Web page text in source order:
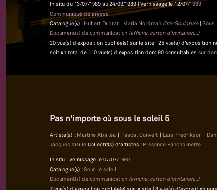
In situ du 13/07/1989 au 24/09/1989 | Vernissage le 12/07/1989
Communiqué de presse
Catalogue(s) : Hubert Duprat | Maria Nordman Cité/Sculpture| Sous
Document(s) de communication (affiche, carton d'invitation...)
20 vue(s) d'exposition publiée(s) sur le site | 25 vue(s) d'exposition
soit un total de 110 vue(s) d'exposition dont 90 consultables sur
Pas n'importe où sous le soleil 5
Artiste(s) : Martine Aballéa | Pascal Convert | Lars Fredrikson |
Jacques Vieille Collectif(s) d'artistes : Présence Panchounette
In situ | Vernissage le 07/07/1990
Catalogue(s) :Sous le soleil
Document(s) de communication (affiche, carton d'invitation...)
7 vue(s) d'exposition publiée(s) sur le site | 8 vue(s) d'exposition